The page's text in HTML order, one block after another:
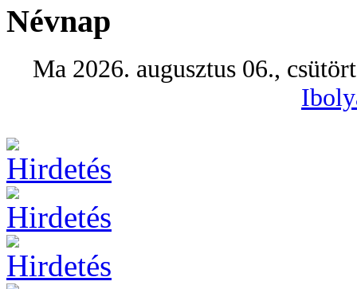
Névnap
Ma 2026. augusztus 06.,